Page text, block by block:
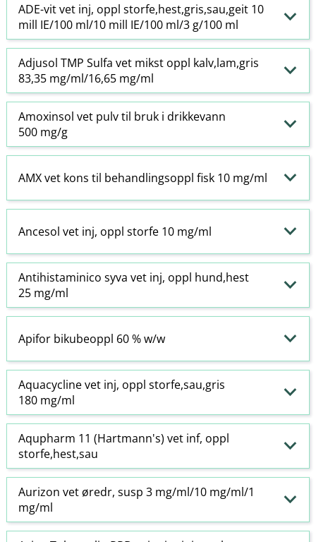
ADE-vit vet inj, oppl storfe,hest,gris,sau,geit 10
mill IE/100 ml/10 mill IE/100 ml/3 g/100 ml
Adjusol TMP Sulfa vet mikst oppl kalv,lam,gris
83,35 mg/ml/16,65 mg/ml
Amoxinsol vet pulv til bruk i drikkevann
500 mg/g
AMX vet kons til behandlingsoppl fisk 10 mg/ml
Ancesol vet inj, oppl storfe 10 mg/ml
Antihistaminico syva vet inj, oppl hund,hest
25 mg/ml
Apifor bikubeoppl 60 % w​/​w
Aquacycline vet inj, oppl storfe,sau,gris
180 mg/ml
Aqupharm 11 (Hartmann's) vet inf, oppl
storfe,hest,sau
Aurizon vet øredr, susp 3 mg/ml/10 mg/ml/1
mg/ml